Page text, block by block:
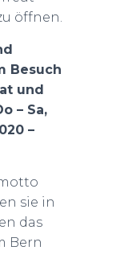
öffnen.
Besuch
und
– Sa,
–
sie in
das
Bern